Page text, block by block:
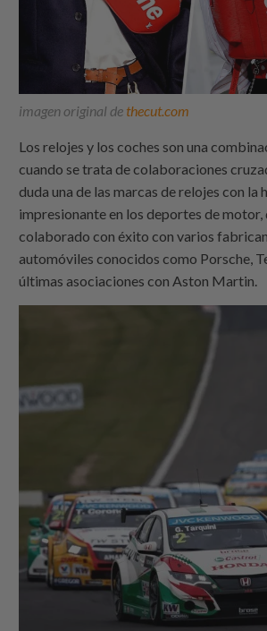
imagen original de thecut.com
Los relojes y los coches son una
cuando se trata de colaboraciones
duda una de las marcas de relojes con la
impresionante en los deportes de motor,
colaborado con éxito con varios
automóviles conocidos como Porsche,
últimas asociaciones con Aston Martin.